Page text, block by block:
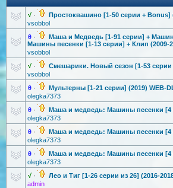
√ · Простоквашино [1-50 серии + Bonus]
vsobbol
θ ·
Маша и Медведь [1-91 серии] +
Машины песенки [1-13 серии] + Клип (2009-
vsobbol
√ ·
Смешарики. Новый сезон [1-53 серии
vsobbol
θ ·
Мультерны [1-21 серии] (2019) WEB-
olegka7373
θ ·
Маша и медведь: Машины песенки [4
olegka7373
θ ·
Маша и медведь: Машины песенки [4
olegka7373
θ ·
Маша и медведь: Машины песенки [4
olegka7373
√ ·
Лео и Тиг [1-26 серии из 26] (2016-
admin